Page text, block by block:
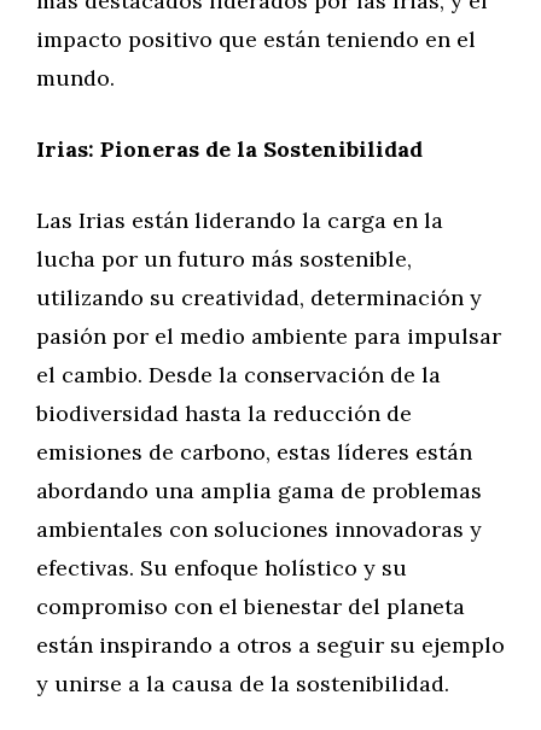
impacto positivo que están teniendo en el
mundo.
Irias: Pioneras de la Sostenibilidad
Las Irias están liderando la carga en la
lucha por un futuro más sostenible,
utilizando su creatividad, determinación y
pasión por el medio ambiente para impulsar
el cambio. Desde la conservación de la
biodiversidad hasta la reducción de
emisiones de carbono, estas líderes están
abordando una amplia gama de problemas
ambientales con soluciones innovadoras y
efectivas. Su enfoque holístico y su
compromiso con el bienestar del planeta
están inspirando a otros a seguir su ejemplo
y unirse a la causa de la sostenibilidad.